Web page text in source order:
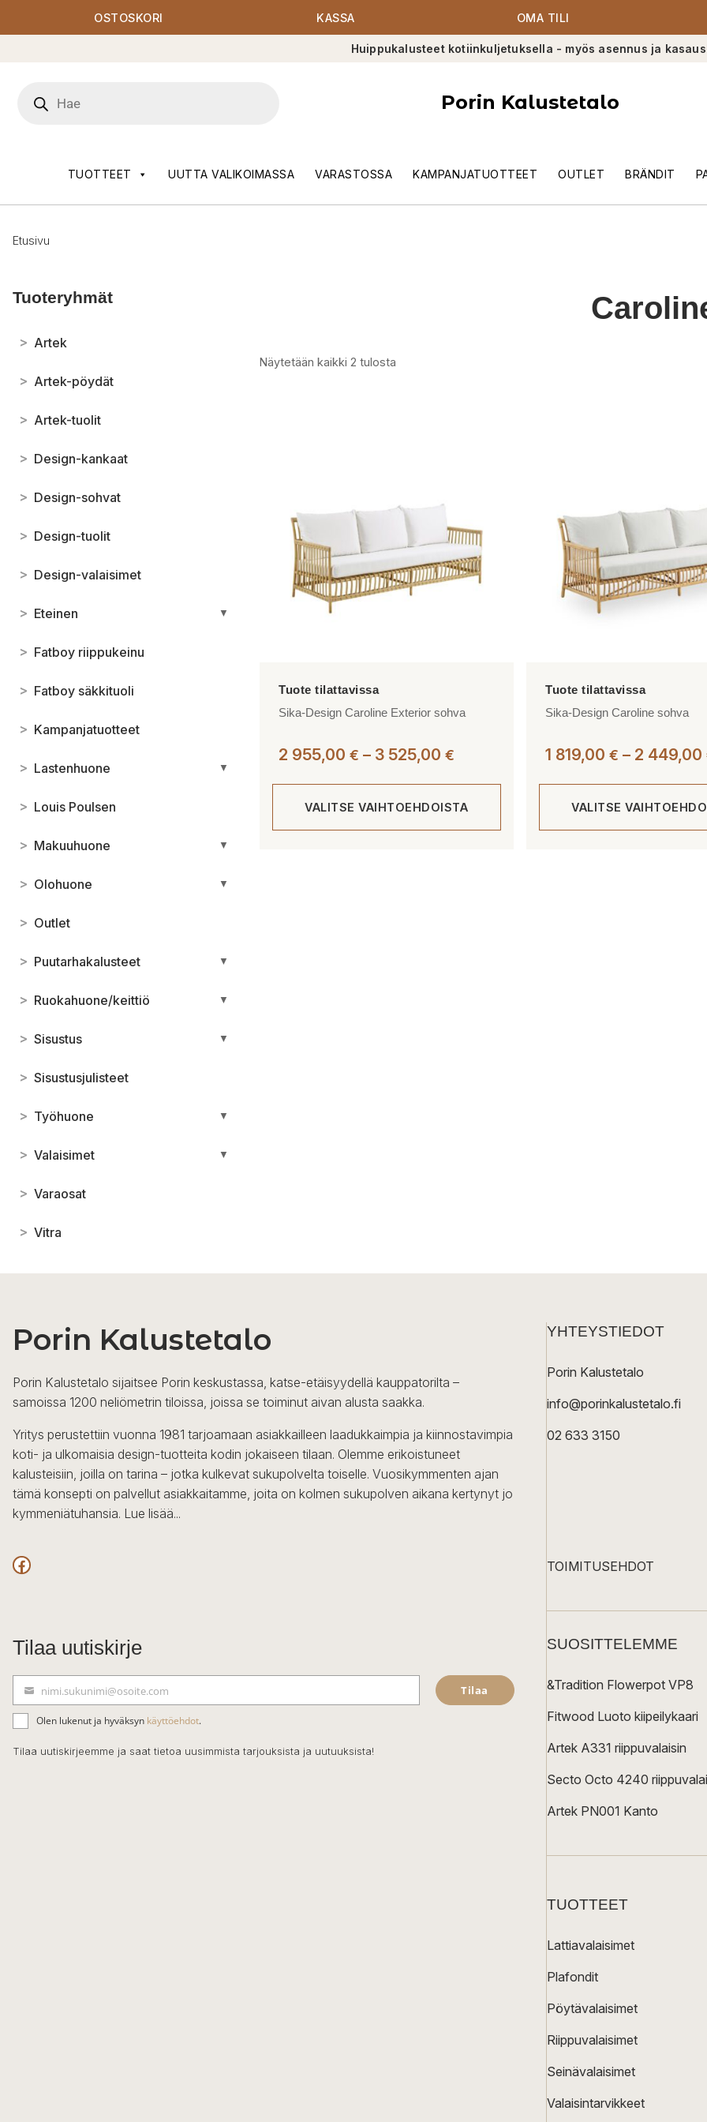
OSTOSKORI KASSA OMA TILI
Huippukalusteet kotiinkuljetuksella - myös asennus ja
search
Porin Kalustetalo
TUOTTEET UUTTA VALIKOIMASSA VARASTOSSA KAMPANJATUOTTEET OUTLET BRÄNDIT
Etusivu
Tuoteryhmät
> Artek
> Artek-pöydät
> Artek-tuolit
> Design-kankaat
> Design-sohvat
> Design-tuolit
> Design-valaisimet
> Eteinen ▼
> Fatboy riippukeinu
> Fatboy säkkituoli
> Kampanjatuotteet
> Lastenhuone ▼
> Louis Poulsen
> Makuuhuone ▼
> Olohuone ▼
> Outlet
> Puutarhakalusteet ▼
> Ruokahuone/keittiö ▼
> Sisustus ▼
> Sisustusjulisteet
> Työhuone ▼
> Valaisimet ▼
> Varaosat
> Vitra
Näytetään kaikki 2 tulosta
Sika-Design Caroline Exterior sohva
2 955,00 € – 3 525,00 € Hintaluokka:
-
3
VALITSE VAIHTOEHDOISTA
Sika-Design Caroline sohva
1 819,00 € – 2 449,00
VALITSE
Porin Kalustetalo
Porin Kalustetalo sijaitsee Porin keskustassa, katse-etäisyydellä kauppatorilta –
samoissa 1200 neliömetrin tiloissa, joissa se toiminut aivan alusta saakka.
Yritys perustettiin vuonna 1981 tarjoamaan asiakkailleen laadukkaimpia ja kiinnostavimpia
koti- ja ulkomaisia design-tuotteita kodin jokaiseen tilaan. Olemme erikoistuneet
kalusteisiin, joilla on tarina – jotka kulkevat sukupolvelta toiselle. Vuosikymmenten ajan
tämä konsepti on palvellut asiakkaitamme, joita on kolmen sukupolven aikana kertynyt jo
kymmeniätuhansia. Lue lisää...
Facebook
Tilaa uutiskirje
ä
h
k
nimi.sukunimi@osoite.com Tilaa
Olen lukenut ja hyväksyn käyttöehdot.
Tilaa uutiskirjeemme ja saat tietoa uusimmista tarjouksista ja uutuuksista!
YHTEYSTIEDOT
Porin Kalustetalo
info@porinkalustetalo.fi
02 633 3150
TOIMITUSEHDOT
SUOSITTELEMME
&Tradition Flowerpot VP8
Fitwood Luoto kiipeilykaari
Artek A331 riippuvalaisin
Secto Octo 4240
Artek PN001 Kanto
TUOTTEET
Lattiavalaisimet
Plafondit
Pöytävalaisimet
Riippuvalaisimet
Seinävalaisimet
Valaisintarvikkeet